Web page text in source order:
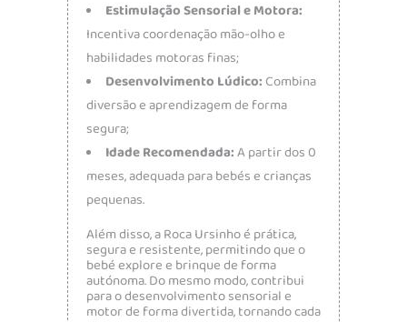
Estimulação Sensorial e Motora:
Incentiva coordenação mão-olho e
habilidades motoras finas;
Desenvolvimento Lúdico: Combina
diversão e aprendizagem de forma
segura;
Idade Recomendada:A partir dos 0
meses, adequada para bebés e crianças
pequenas.
Além disso, a Roca Ursinho é prática,
segura e resistente, permitindo que o
bebé explore e brinque de forma
autónoma. Do mesmo modo, contribui
para o desenvolvimento sensorial e
motor de forma divertida, tornando cada